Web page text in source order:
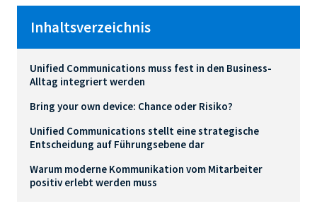
Inhaltsverzeichnis
Unified Communications muss fest in den Business-
Alltag integriert werden
Bring your own device: Chance oder Risiko?
Unified Communications stellt eine strategische
Entscheidung auf Führungsebene dar
Warum moderne Kommunikation vom Mitarbeiter
positiv erlebt werden muss